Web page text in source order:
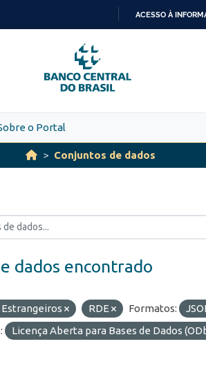
PARA
O
CONTEÚDO
ACESSO À
o Portal
Conjuntos de dados
dados encontrado
RDE Formatos:
Licença Aberta para Bases de Dados